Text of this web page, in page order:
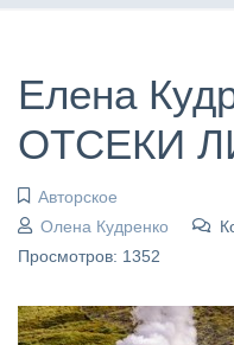
Елена
ОТСЕКИ
Авторское
Олена Кудренко
Просмотров: 1352